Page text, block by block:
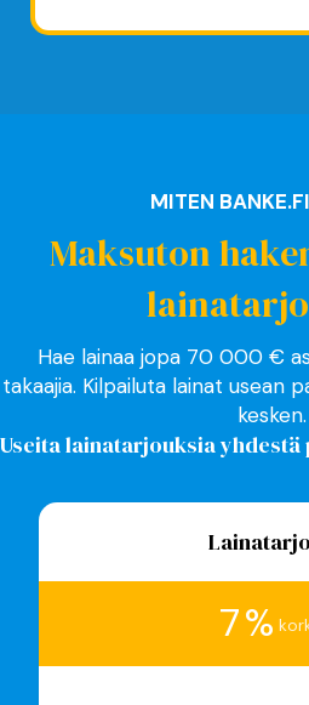
MITEN
Maksuton
Hae lainaa jopa 70 000 €
takaajia. Kilpailuta lainat usean
kesken.
Useita lainatarjouksia yhdestä
7 %